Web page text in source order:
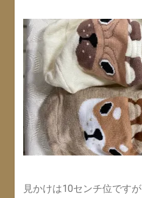
見かけは10センチ位ですが